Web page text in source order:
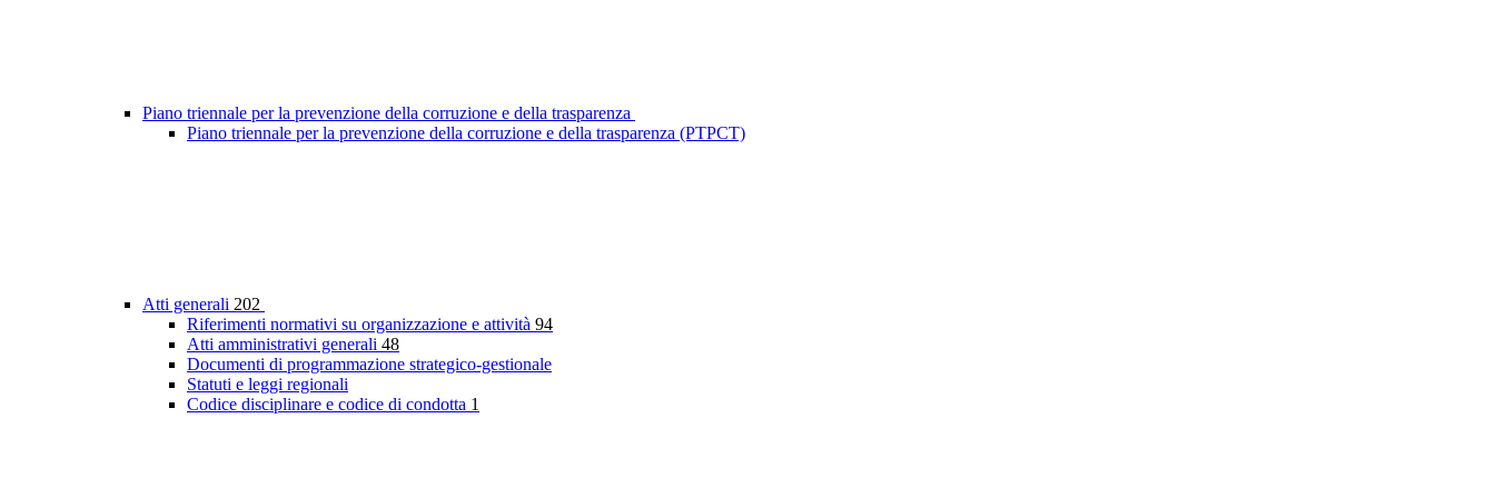
Piano triennale per la prevenzione della corruzione e della trasparenza
Piano triennale per la prevenzione della corruzione e della trasparenza (PTPCT)
Atti generali 202
Riferimenti normativi su organizzazione e attività 94
Atti amministrativi generali 48
Documenti di programmazione strategico-gestionale
Statuti e leggi regionali
Codice disciplinare e codice di condotta 1